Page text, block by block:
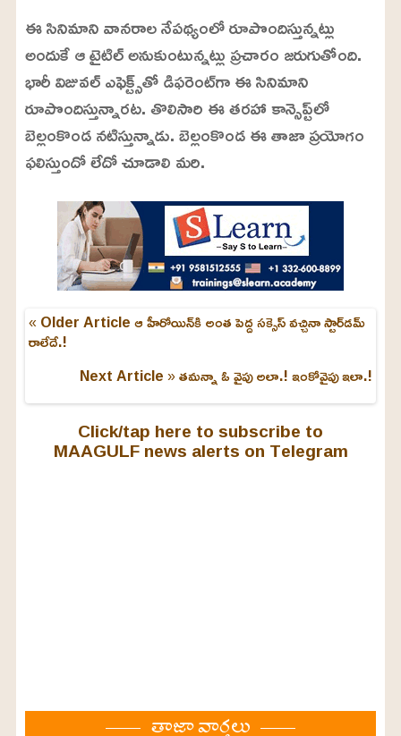
ఈ సినిమాని వానరాల నేపథ్యంలో రూపొందిస్తున్నట్లు
అందుకే ఆ టైటిల్ అనుకుంటున్నట్లు ప్రచారం జరుగుతోంది.
భారీ విజువల్ ఎఫెక్ట్స్‌తో డిఫరెంట్‌గా ఈ సినిమాని
రూపొందిస్తున్నారట. తొలిసారి ఈ తరహా కాన్సెప్ట్‌లో
బెల్లంకొండ నటిస్తున్నాడు. బెల్లంకొండ ఈ తాజా ప్రయోగం
ఫలిస్తుందో లేదో చూడాలి మరి.
« Older Articleఆ హీరోయిన్‌కి అంత పెద్ద సక్సెస్ వచ్చినా స్టార్‌డమ్
రాలేదే.!
Next Article »తమన్నా ఓ వైపు అలా.! ఇంకోవైపు ఇలా.!
Click/tap here to subscribe to
MAAGULF news alerts on Telegram
తాజా వార్తలు